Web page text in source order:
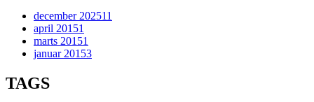
december 202511
april 20151
marts 20151
januar 20153
TAGS